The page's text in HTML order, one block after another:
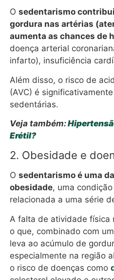
O sedentarismo
gordura nas artérias
aumenta as chances de
doença arterial
infarto), insuficiência
Além disso, o risco de
(AVC) é
sedentárias.
Veja também:
Erétil?
2. Obesidade e
O sedentarismo é uma
obesidade, uma
relacionada a uma série
A falta de atividade física
o que, combinado com
leva ao acúmulo de
especialmente na região
o risco de doenças como